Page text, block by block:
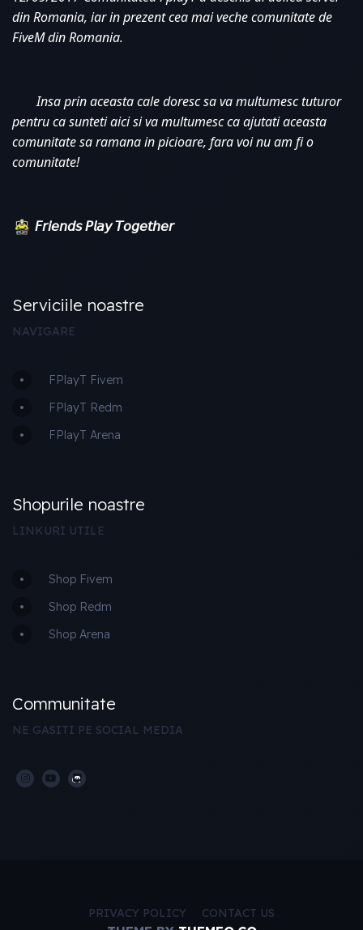
din Romania, iar in prezent cea mai veche comunitate de
FiveM din Romania.
Insa prin aceasta cale doresc sa va multumesc tuturor
pentru ca sunteti aici si va multumesc ca ajutati aceasta
comunitate sa ramana in picioare, fara voi nu am fi o
comunitate!
𝘍𝘳𝘪𝘦𝘯𝘥𝘴 𝘗𝘭𝘢𝘺 𝘛𝘰𝘨𝘦𝘵𝘩𝘦𝘳
Serviciile noastre
NAVIGARE
FPlayT Fivem
FPlayT Redm
FPlayT Arena
Shopurile noastre
LINKURI UTILE
Shop Fivem
Shop Redm
Shop Arena
Communitate
NE GASITI PE SOCIAL MEDIA
PRIVACY POLICY CONTACT US